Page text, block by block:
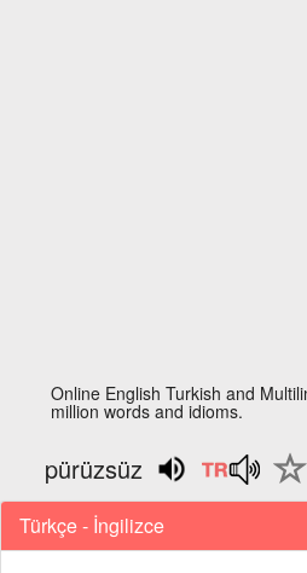
Online English Turkish and
million words and idioms.
pürüzsüz
Türkçe - İngilizce